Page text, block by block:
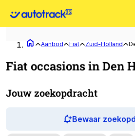
Aanbod Fiat Zuid-Holland
Fiat occasions in Den
Jouw zoekopdracht
Bewaar